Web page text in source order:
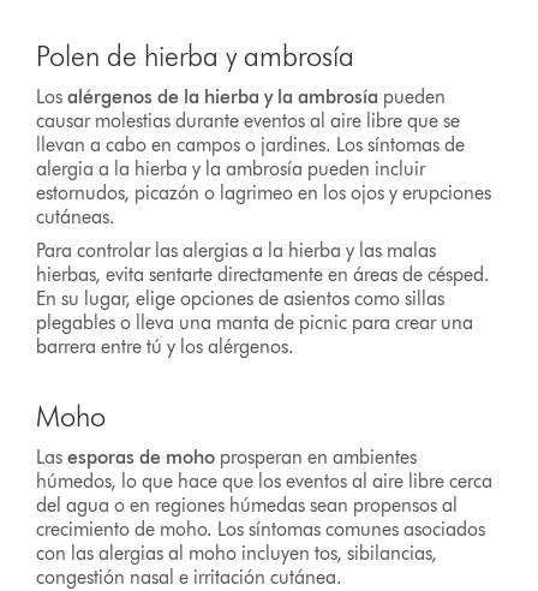
Polen de hierba y ambrosía
Losalérgenos de la hierba y la ambrosía pueden
causar molestias durante eventos al aire libre que se
llevan a cabo en campos o jardines. Los síntomas de
alergia a la hierba y la ambrosía pueden incluir
estornudos, picazón o lagrimeo en los ojos y erupciones
cutáneas.
Para controlar las alergias a la hierba y las malas
hierbas, evita sentarte directamente en áreas de césped.
En su lugar, elige opciones de asientos como sillas
plegables o lleva una manta de picnic para crear una
barrera entre tú y los alérgenos.
Moho
Lasesporas de moho prosperan en ambientes
húmedos, lo que hace que los eventos al aire libre cerca
del agua o en regiones húmedas sean propensos al
crecimiento de moho. Los síntomas comunes asociados
con las alergias al moho incluyen tos, sibilancias,
congestión nasal e irritación cutánea.